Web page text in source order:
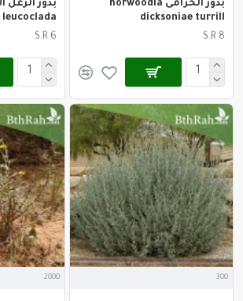
بذور الخزامى horwoodia
dicksoniae turrill
S.R 8
leucoclada
S.R 6
300
2000